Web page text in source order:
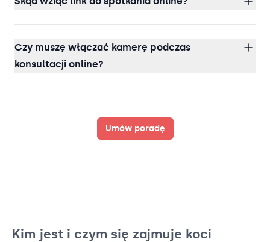
Czy muszę włączać kamerę podczas
konsultacji online?
Umów poradę
Kim jest i czym się zajmuje koci